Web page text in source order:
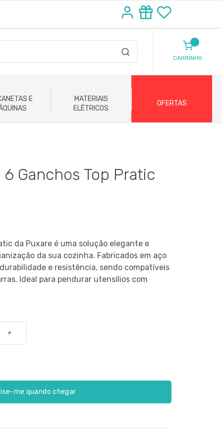
CARRINHO
E
MATERIAIS
ELÉTRICOS
OFERTAS
Ganchos Top Pratic
da Puxare é uma solução elegante e
da sua cozinha. Fabricados em aço
e resistência, sendo compatíveis
Ideal para pendurar utensílios com
+
me quando chegar